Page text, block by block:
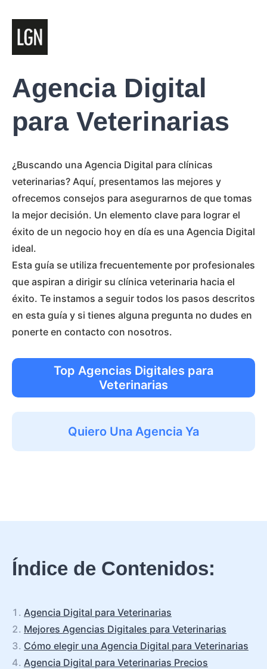
Agencia Digital
para Veterinarias
¿Buscando una Agencia Digital para clínicas
veterinarias? Aquí, presentamos las mejores y
ofrecemos consejos para asegurarnos de que tomas
la mejor decisión. Un elemento clave para lograr el
éxito de un negocio hoy en día es una Agencia Digital
ideal.
Esta guía se utiliza frecuentemente por profesionales
que aspiran a dirigir su clínica veterinaria hacia el
éxito. Te instamos a seguir todos los pasos descritos
en esta guía y si tienes alguna pregunta no dudes en
ponerte en contacto con nosotros.
Top Agencias Digitales para
Veterinarias
Quiero Una Agencia Ya
Índice de Contenidos:
Agencia Digital para Veterinarias
Mejores Agencias Digitales para Veterinarias
Cómo elegir una Agencia Digital para Veterinarias
Agencia Digital para Veterinarias Precios